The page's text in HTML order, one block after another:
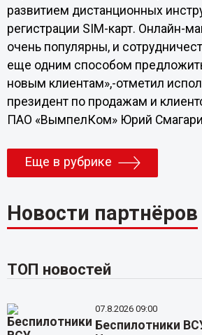
развитием дистанционных
регистрации SIM-карт. Онлайн-
очень популярны, и
еще одним способом
новым клиентам»,-отметил
президент по продажам и
ПАО «ВымпелКом» Юрий
Еще в рубрике
Новости партнёров
ТОП новостей
07.8.2026 09:00
Беспилотники